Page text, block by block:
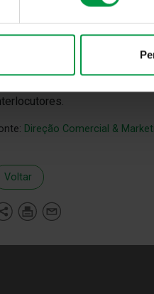
forneça qualquer
a comunicação
A IMGA encontra-se a
Direção Comercial &
Voltar